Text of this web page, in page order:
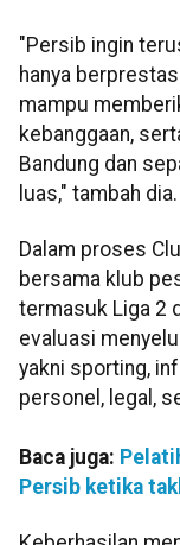
"Persib ingin
hanya
mampu
kebanggaan,
Bandung dan
luas," tambah dia.
Dalam proses
bersama klub
termasuk Liga 2
evaluasi
yakni sporting,
personel, legal,
Baca juga:
Persib ketika